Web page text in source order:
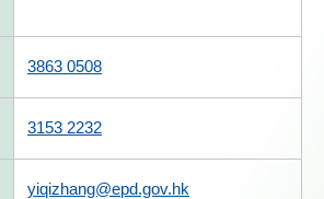
3863 0508
3153 2232
yiqizhang@epd.gov.hk